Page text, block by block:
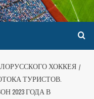
ХОККЕЯ
ТУРИСТОВ.
2023 ГОДА В